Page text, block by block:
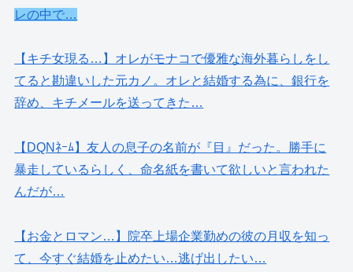
レの中で…
【キチ女現る…】オレがモナコで優雅な海外暮らしをし
てると勘違いした元カノ。オレと結婚する為に、銀行を
辞め、キチメールを送ってきた…
【DQNﾈｰﾑ】友人の息子の名前が『目』だった。勝手に
暴走しているらしく、命名紙を書いて欲しいと言われた
んだが…
【お金とロマン…】院卒上場企業勤めの彼の月収を知っ
て、今すぐ結婚を止めたい…逃げ出したい…